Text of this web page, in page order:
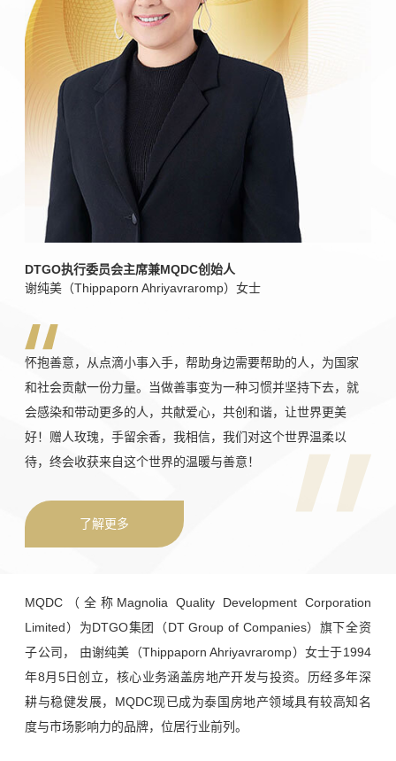
DTGO执行委员会主席兼MQDC创始人
谢纯美（Thippaporn Ahriyavraromp）女士
怀抱善意，从点滴小事入手，帮助身边需要帮助的人，为国家
和社会贡献一份力量。当做善事变为一种习惯并坚持下去，就
会感染和带动更多的人，共献爱心，共创和谐，让世界更美
好！赠人玫瑰，手留余香，我相信，我们对这个世界温柔以
待，终会收获来自这个世界的温暖与善意！
了解更多
MQDC（全称Magnolia Quality Development Corporation
Limited）为DTGO集团（DT Group of Companies）旗下全资
子公司， 由谢纯美（Thippaporn Ahriyavraromp）女士于1994
年8月5日创立，核心业务涵盖房地产开发与投资。历经多年深
耕与稳健发展，MQDC现已成为泰国房地产领域具有较高知名
度与市场影响力的品牌，位居行业前列。